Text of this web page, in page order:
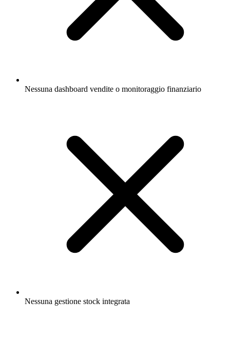
Nessuna dashboard vendite o monitoraggio finanziario
Nessuna gestione stock integrata